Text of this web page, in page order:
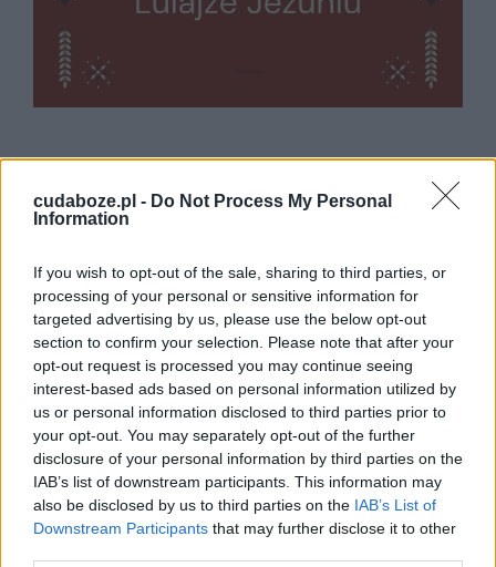
cudaboze.pl - Do Not Process My Personal
Information
If you wish to opt-out of the sale, sharing to third parties, or
processing of your personal or sensitive information for
targeted advertising by us, please use the below opt-out
section to confirm your selection. Please note that after your
opt-out request is processed you may continue seeing
interest-based ads based on personal information utilized by
us or personal information disclosed to third parties prior to
your opt-out. You may separately opt-out of the further
disclosure of your personal information by third parties on the
IAB’s list of downstream participants. This information may
also be disclosed by us to third parties on the IAB’s List of
Downstream Participants that may further disclose it to other
Lulajże Jezuniu to jedna z najbardziej znanych
kolęd o charakterze kołysanki. Utwór powstał
najprawdopodobniej w drugiej połowie XVII
Kategorie
Kolędy
Jezusa narodzonego
wszyscy witajmy –
kolęda, tekst, muzyka